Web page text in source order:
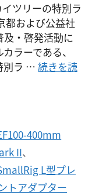
ツリーの特別ラ
都および公益社
・啓発活動に
ラーである、
別ラ … 続きを読
400mm
II、
L型プレ
トアダプター